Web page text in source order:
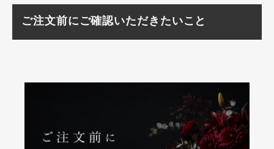
ご注文前にご確認いただきたいこと